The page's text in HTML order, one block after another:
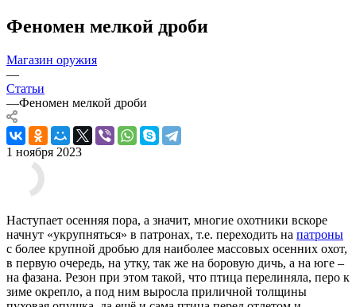
Феномен мелкой дроби
Магазин оружия
—
Статьи
—Феномен мелкой дроби
1 ноября 2023
Наступает осенняя пора, а значит, многие охотники вскоре
начнут «укрупняться» в патронах, т.е. переходить на патроны
с более крупной дробью для наиболее массовых осенних охот,
в первую очередь, на утку, так же на боровую дичь, а на юге –
на фазана. Резон при этом такой, что птица перелиняла, перо к
зиме окрепло, а под ним выросла приличной толщины